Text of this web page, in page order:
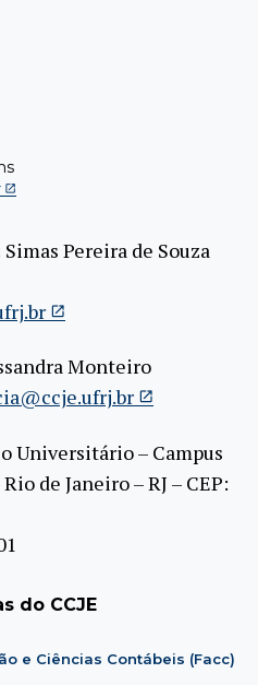
Simas Pereira de Souza
Monteiro
Universitário – Campus
de Janeiro – RJ – CEP:
do CCJE
e Ciências Contábeis (Facc)